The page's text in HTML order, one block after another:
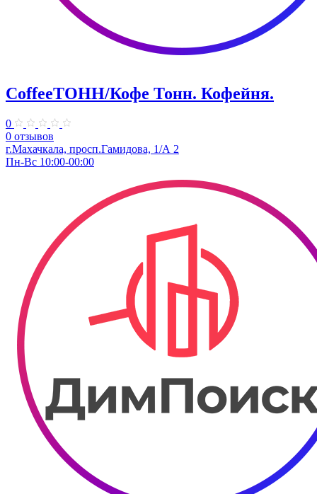
CoffeeТОНН/Кофе Тонн. Кофейня.
0
0 отзывов
г.Махачкала, просп.Гамидова, 1/А 2
Пн-Вс 10:00-00:00